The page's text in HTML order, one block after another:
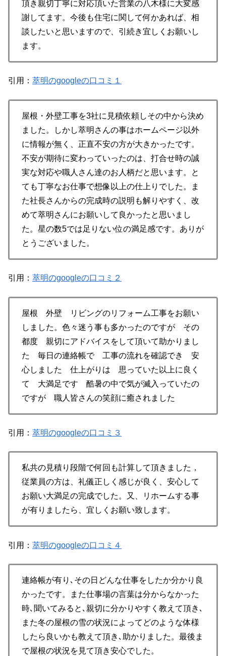
頂き親切丁寧に対応頂いた営業の八木様に大変感
謝してます。今後も住宅に関して何かあれば、相
談したいと思いますので、引続き宜しくお願いし
ます。
引用： 萃明のgoogleの口コミ１
屋根・外壁工事を3社に見積依頼しその中から決め
ました。しかし萃明さんの事はホームページ以外
に情報が無く、正直不安の方が大きかったです。
不安が期待に変わっていったのは、打合せ時の誠
実な対応や職人さん達のお人柄だと思います。と
ても丁寧なお仕事で想像以上の仕上りでした。ま
た社長さんからの完成時の説明も解りやすく、改
めて萃明さんにお願いして良かったと思いまし
た。星の数5では足りない位の満足感です。ありが
とうございました。
引用： 萃明のgoogleの口コミ２
屋根 外壁 リビングのリフォーム工事をお願い
しました。色々迷う事も多かったのですが その
都度 親切にアドバイスをして頂いて助かりまし
た 毎日の連絡帳で 工事の流れを確認でき 安
心しました 仕上がりは 思っていた以上に良く
て 大満足です 酷暑の中で気が滅入っていたの
ですが 職人皆さんの笑顔に癒されました
引用： 萃明のgoogleの口コミ３
私共の見積り段階で何回も計算して頂きました，
従業員の方は、礼儀正しく感じが良く、安心して
お願い大満足の完成でした。又、リホームする事
が有りましたら、宜しくお願い致します。
引用： 萃明のgoogleの口コミ４
連絡帳が有り､その日どんな仕事をしたか分かり良
かったです。また仕事場の言葉は分からなかった
時､聞いてみると､親切に分かりやすく教えて頂き､
また冬の屋根の雪の状況によってどのような体様
したら良いかも教えて頂き､助かりました。最後ま
で屋根の状況を見て頂き安心でした。